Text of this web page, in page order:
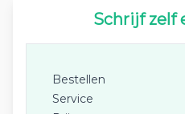
Schrijf zelf
Bestellen
Service